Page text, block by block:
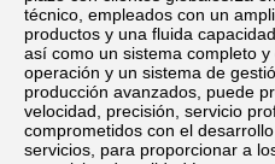
técnico, empleados con un
productos y una fluida
así como un sistema completo
operación y un sistema de
producción avanzados, puede
velocidad, precisión, servicio
comprometidos con el
servicios, para proporcionar a